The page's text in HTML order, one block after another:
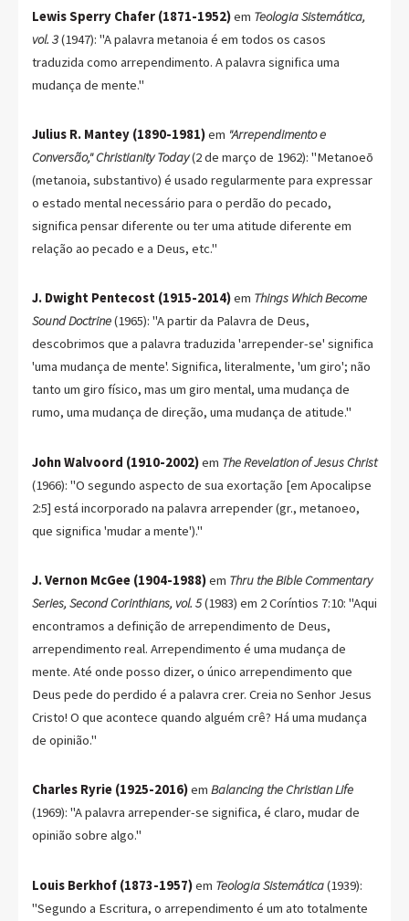
Lewis Sperry Chafer (1871-1952)em Teologia Sistemática,
vol. 3(1947): "A palavra metanoia é em todos os casos
traduzida como arrependimento. A palavra significa uma
mudança de mente."
Julius R. Mantey (1890-1981)em "Arrependimento e
Conversão," Christianity Today(2 de março de 1962): "Metanoeō
(metanoia, substantivo) é usado regularmente para expressar
o estado mental necessário para o perdão do pecado,
significa pensar diferente ou ter uma atitude diferente em
relação ao pecado e a Deus, etc."
J. Dwight Pentecost (1915-2014)em Things Which Become
Sound Doctrine(1965): "A partir da Palavra de Deus,
descobrimos que a palavra traduzida 'arrepender-se' significa
'uma mudança de mente'. Significa, literalmente, 'um giro'; não
tanto um giro físico, mas um giro mental, uma mudança de
rumo, uma mudança de direção, uma mudança de atitude."
John Walvoord (1910-2002)em The Revelation of Jesus Christ
(1966): "O segundo aspecto de sua exortação [em Apocalipse
2:5] está incorporado na palavra arrepender (gr., metanoeo,
que significa 'mudar a mente')."
J. Vernon McGee (1904-1988)em Thru the Bible Commentary
Series, Second Corinthians, vol. 5(1983) em 2 Coríntios 7:10: "Aqui
encontramos a definição de arrependimento de Deus,
arrependimento real. Arrependimento é uma mudança de
mente. Até onde posso dizer, o único arrependimento que
Deus pede do perdido é a palavra crer. Creia no Senhor Jesus
Cristo! O que acontece quando alguém crê? Há uma mudança
de opinião."
Charles Ryrie (1925-2016)em Balancing the Christian Life
(1969): "A palavra arrepender-se significa, é claro, mudar de
opinião sobre algo."
Louis Berkhof (1873-1957)em Teologia Sistemática(1939):
"Segundo a Escritura, o arrependimento é um ato totalmente